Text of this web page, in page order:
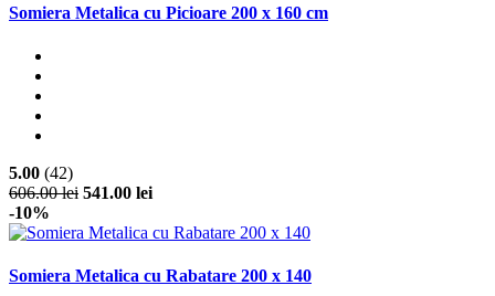
Somiera Metalica cu Picioare 200 x 160 cm
5.00 (42)
606.00 lei 541.00 lei
-10%
Somiera Metalica cu Rabatare 200 x 140